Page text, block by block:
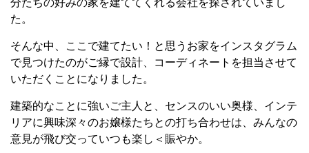
分たちの好みの家を建ててくれる会社を探されていまし
た。
そんな中、ここで建てたい！と思うお家をインスタグラム
で見つけたのがご縁で設計、コーディネートを担当させて
いただくことになりました。
建築的なことに強いご主人と、センスのいい奥様、インテ
リアに興味深々のお嬢様たちとの打ち合わせは、みんなの
意見が飛び交っていつも楽し＜賑やか。